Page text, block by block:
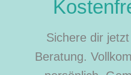
Sichere dir
Beratung.